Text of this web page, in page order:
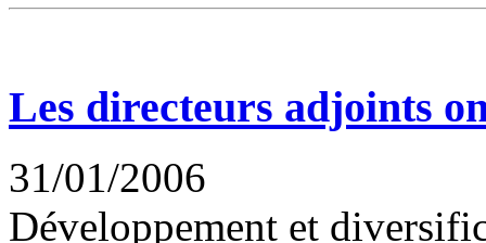
Les directeurs adjoints
31/01/2006
Développement et